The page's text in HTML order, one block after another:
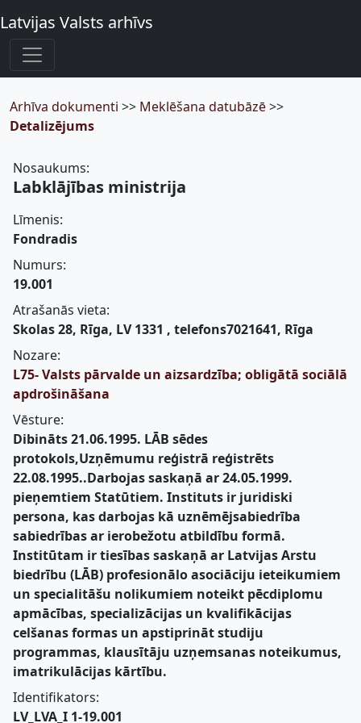
Latvijas Valsts arhīvs
Arhīva dokumenti >> Meklēšana datubāzē>>
Detalizējums
Nosaukums:
Labklājības ministrija
Līmenis:
Fondradis
Numurs:
19.001
Atrašanās vieta:
Skolas 28, Rīga, LV 1331 , telefons7021641, Rīga
Nozare:
L75- Valsts pārvalde un aizsardzība; obligātā sociālā
apdrošināšana
Vēsture:
Dibināts 21.06.1995. LĀB sēdes
protokols,Uzņēmumu reģistrā reģistrēts
22.08.1995..Darbojas saskaņā ar 24.05.1999.
pieņemtiem Statūtiem. Instituts ir juridiski
persona, kas darbojas kā uznēmējsabiedrība
sabiedrības ar ierobežotu atbildību formā.
Institūtam ir tiesības saskaņā ar Latvijas Arstu
biedrību (LĀB) profesionālo asociāciju ieteikumiem
un specialitāšu nolikumiem noteikt pēcdiplomu
apmācības, specializācijas un kvalifikācijas
celšanas formas un apstiprināt studiju
programmas, klausītāju uzņemsanas noteikumus,
imatrikulācijas kārtību.
Identifikators:
LV_LVA_I 1-19.001